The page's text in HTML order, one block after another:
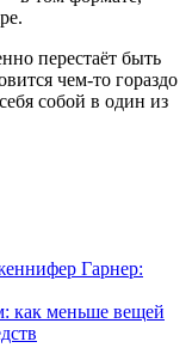
перестаёт быть
чем-то гораздо
собой в один из
Гарнер:
как меньше вещей